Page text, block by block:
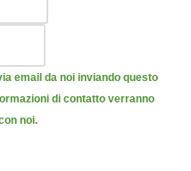
email da noi inviando questo
di contatto verranno
noi.